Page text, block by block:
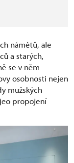
námětů, ale
a starých,
se v něm
osobnosti nejen
mužských
propojení